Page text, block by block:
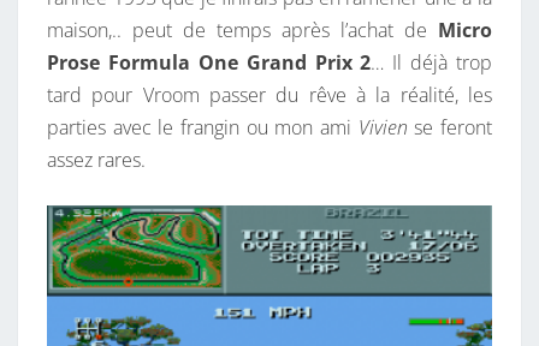
maison,.. peut de temps après l’achat de Micro
Prose Formula One Grand Prix 2… Il déjà trop
tard pour Vroom passer du rêve à la réalité, les
parties avec le frangin ou mon ami Vivien se feront
assez rares.